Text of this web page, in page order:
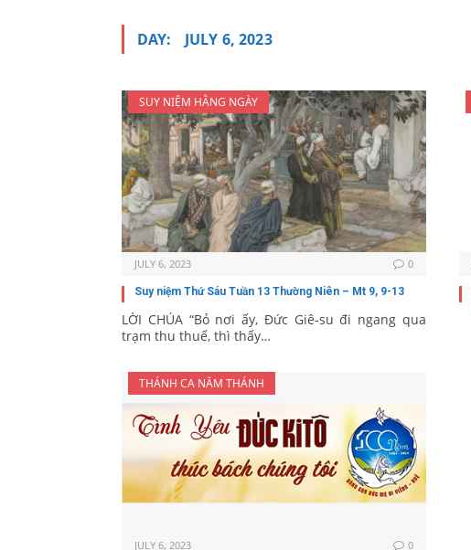
DAY: JULY 6, 2023
SUY NIỆM HẰNG NGÀY
JULY 6, 2023 0
Suy niệm Thứ Sáu Tuần 13 Thường Niên – Mt 9, 9-13
LỜI CHÚA “Bỏ nơi ấy, Đức Giê-su đi ngang qua
trạm thu thuế, thì thấy…
THÁNH CA NĂM THÁNH
JULY 6, 2023 0